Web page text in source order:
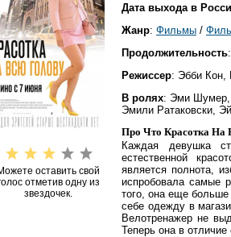
оставить свой
отметив одну из
звездочек.
Дата выхода в
Жанр: Фильмы /
Продолжительность
Режиссер: Эбби Кон,
В ролях: Эми Шумер,
Эмили Ратаковски,
Про Что Красотка На
Каждая девушка
естественной
является полнота,
испробовала самые
того, она еще больше
себе одежду в
Велотренажер не
Теперь она в